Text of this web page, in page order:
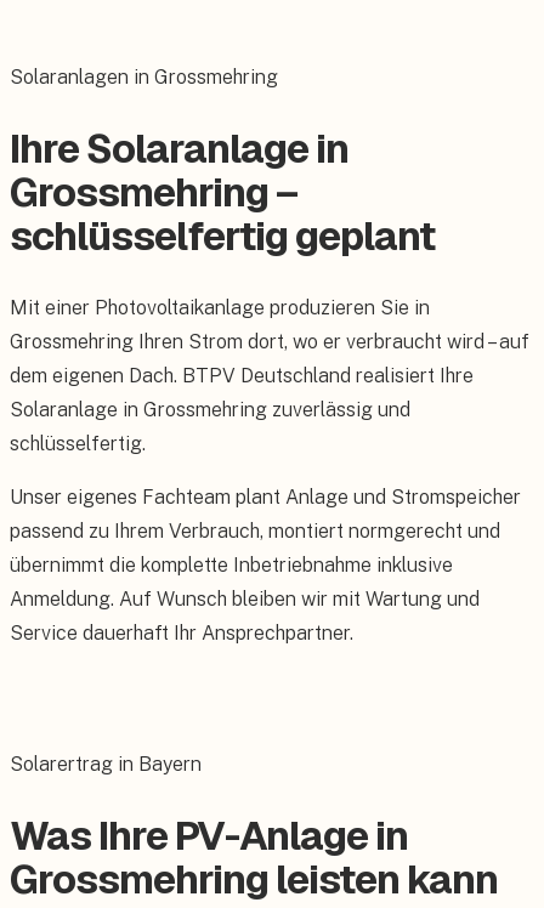
Solaranlagen in Grossmehring
Ihre Solaranlage in
Grossmehring –
schlüsselfertig geplant
Mit einer Photovoltaikanlage produzieren Sie in
Grossmehring Ihren Strom dort, wo er verbraucht wird – auf
dem eigenen Dach. BTPV Deutschland realisiert Ihre
Solaranlage in Grossmehring zuverlässig und
schlüsselfertig.
Unser eigenes Fachteam plant Anlage und Stromspeicher
passend zu Ihrem Verbrauch, montiert normgerecht und
übernimmt die komplette Inbetriebnahme inklusive
Anmeldung. Auf Wunsch bleiben wir mit Wartung und
Service dauerhaft Ihr Ansprechpartner.
Solarertrag in Bayern
Was Ihre PV-Anlage in
Grossmehring leisten kann